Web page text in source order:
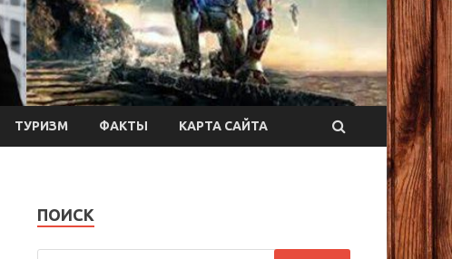
ТУРИЗМ ФАКТЫ КАРТА САЙТА
ПОИСК